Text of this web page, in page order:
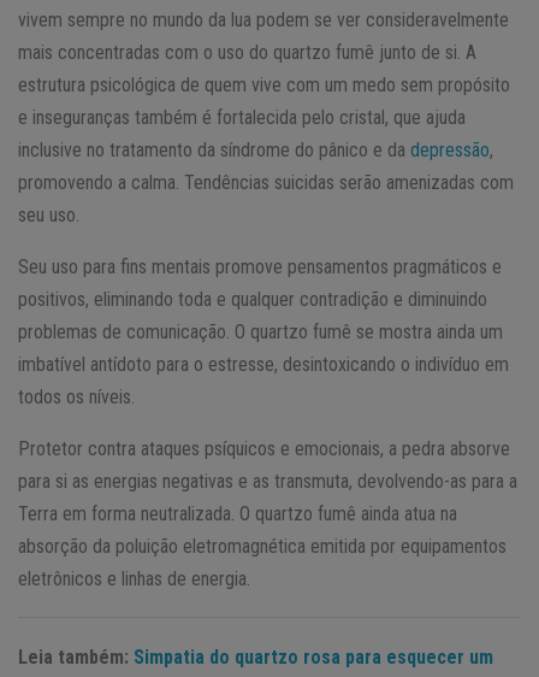
vivem sempre no mundo da lua podem se ver consideravelmente
mais concentradas com o uso do quartzo fumê junto de si. A
estrutura psicológica de quem vive com um medo sem propósito
e inseguranças também é fortalecida pelo cristal, que ajuda
inclusive no tratamento da síndrome do pânico e da depressão,
promovendo a calma. Tendências suicidas serão amenizadas com
seu uso.
Seu uso para fins mentais promove pensamentos pragmáticos e
positivos, eliminando toda e qualquer contradição e diminuindo
problemas de comunicação. O quartzo fumê se mostra ainda um
imbatível antídoto para o estresse, desintoxicando o indivíduo em
todos os níveis.
Protetor contra ataques psíquicos e emocionais, a pedra absorve
para si as energias negativas e as transmuta, devolvendo-as para a
Terra em forma neutralizada. O quartzo fumê ainda atua na
absorção da poluição eletromagnética emitida por equipamentos
eletrônicos e linhas de energia.
Leia também: Simpatia do quartzo rosa para esquecer um